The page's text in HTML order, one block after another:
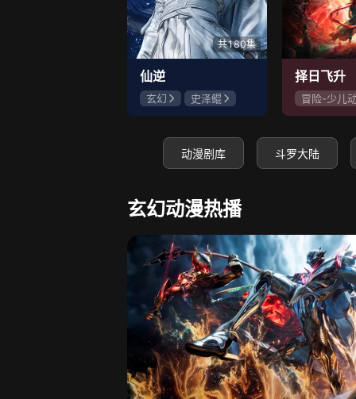
姜清挽98508 萱萱
共180集
仙逆
玄幻
史泽鲲
张惠霖
王婧儿
择日飞升
冒险-少儿
神怪
动漫剧库 斗罗大陆
玄幻动漫热播